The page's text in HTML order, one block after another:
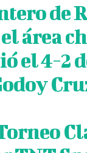
de
área
el 4-2